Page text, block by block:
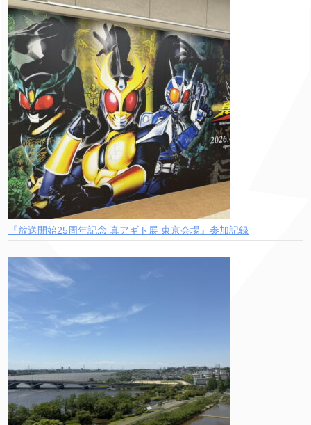
『放送開始25周年記念 真アギト展 東京会場』参加記録